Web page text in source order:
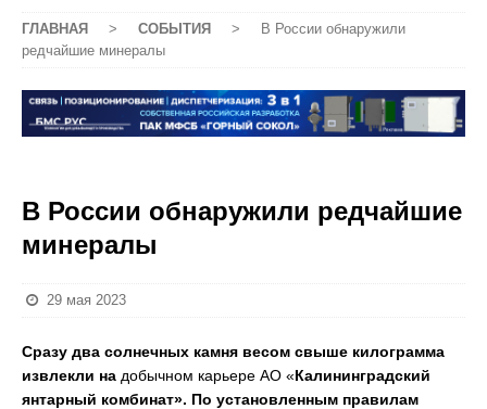
ГЛАВНАЯ > СОБЫТИЯ >
В России обнаружили
редчайшие минералы
В России обнаружили редчайшие
минералы
29 мая 2023
Сразу два солнечных камня весом свыше килограмма
извлекли на добычном карьере АО «Калининградский
янтарный комбинат». По установленным правилам